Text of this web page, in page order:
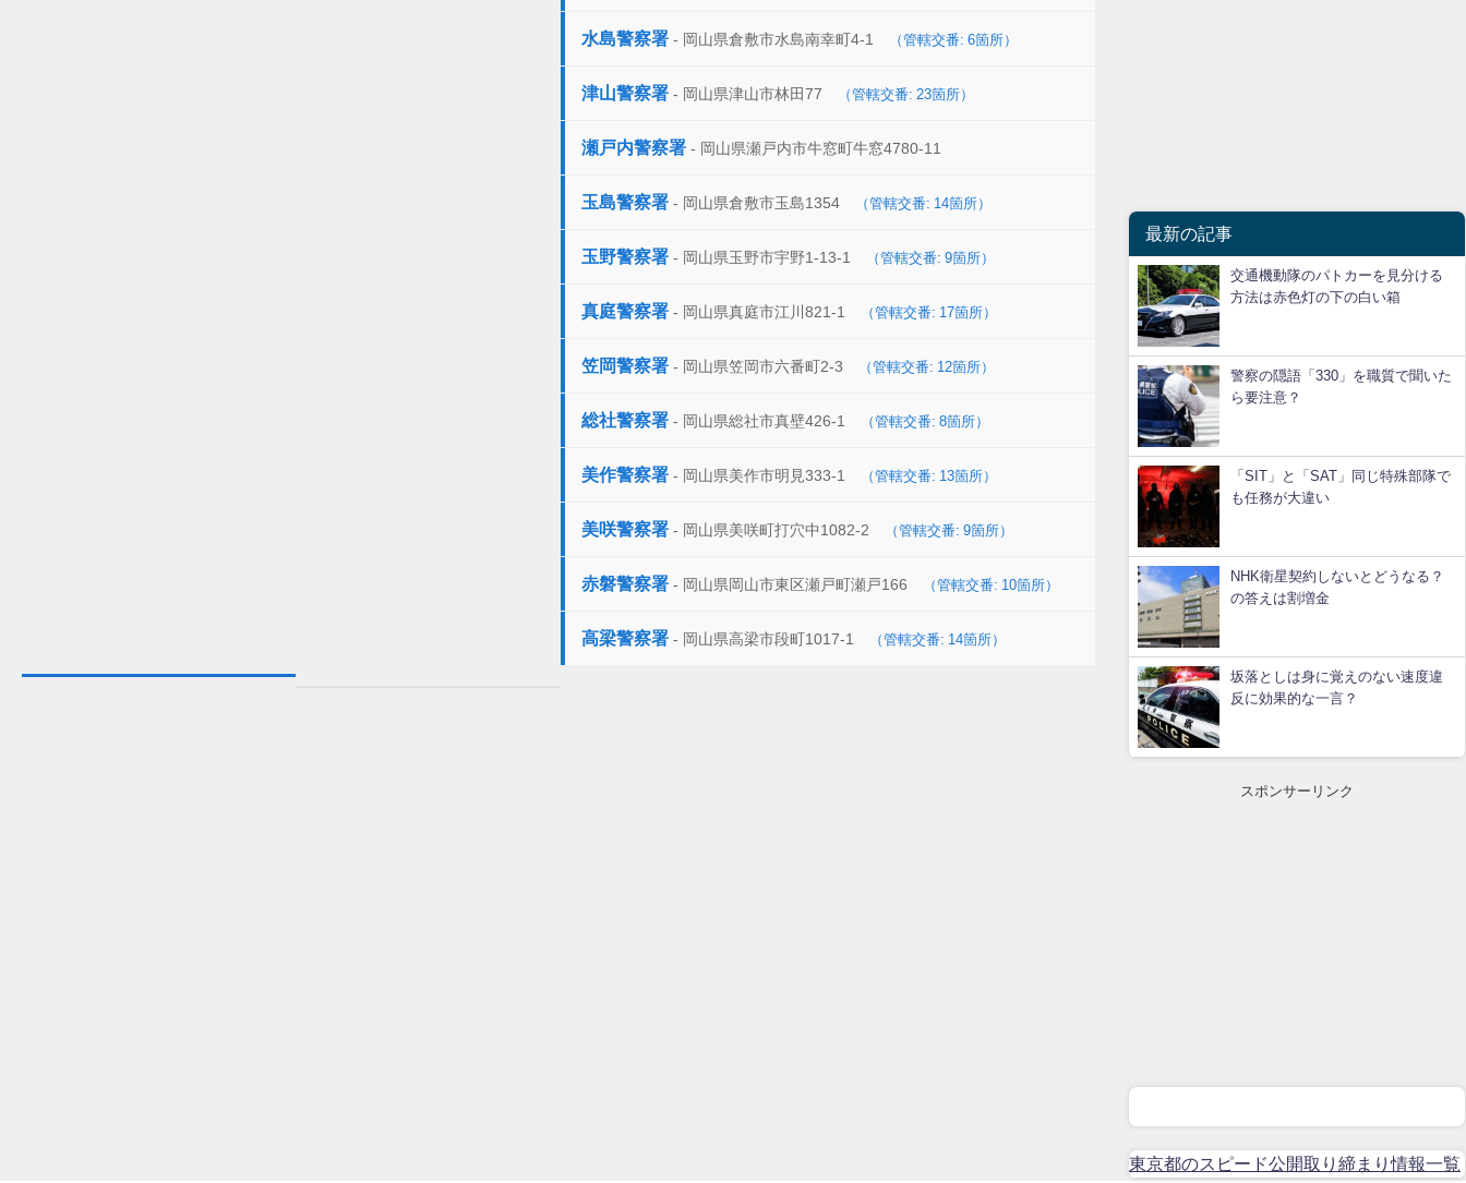
水島警察署 - 岡山県倉敷市水島南幸町4-1 （管轄交番: 6箇所）
津山警察署 - 岡山県津山市林田77 （管轄交番: 23箇所）
瀬戸内警察署 - 岡山県瀬戸内市牛窓町牛窓4780-11
玉島警察署 - 岡山県倉敷市玉島1354 （管轄交番: 14箇所）
玉野警察署 - 岡山県玉野市宇野1-13-1 （管轄交番: 9箇所）
真庭警察署 - 岡山県真庭市江川821-1 （管轄交番: 17箇所）
笠岡警察署 - 岡山県笠岡市六番町2-3 （管轄交番: 12箇所）
総社警察署 - 岡山県総社市真壁426-1 （管轄交番: 8箇所）
美作警察署 - 岡山県美作市明見333-1 （管轄交番: 13箇所）
美咲警察署 - 岡山県美咲町打穴中1082-2 （管轄交番: 9箇所）
赤磐警察署 - 岡山県岡山市東区瀬戸町瀬戸166 （管轄交番: 10箇所）
高梁警察署 - 岡山県高梁市段町1017-1 （管轄交番: 14箇所）
最新の記事
交通機動隊のパトカーを見分ける
方法は赤色灯の下の白い箱
警察の隠語「330」を職質で聞いた
ら要注意？
「SIT」と「SAT」同じ特殊部隊で
も任務が大違い
NHK衛星契約しないとどうなる？
の答えは割増金
坂落としは身に覚えのない速度違
反に効果的な一言？
スポンサーリンク
東京都のスピード公開取り締まり情報一覧